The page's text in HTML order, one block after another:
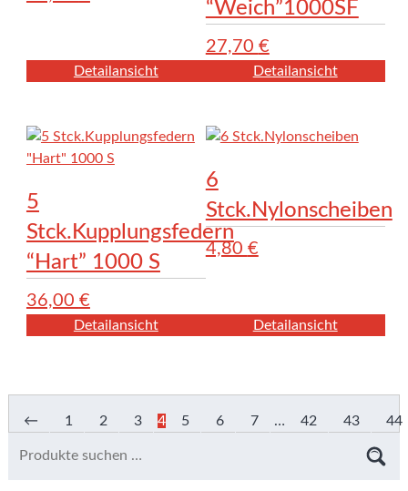
Detailansicht
“Weich”1000SF
27,70 €
Detailansicht
5
Stck.Kupplungsfedern
“Hart” 1000 S
36,00 €
Detailansicht
6
Stck.Nylonscheiben
4,80 €
Detailansicht
← 1 2 3 4 5 6 7 … 42 43 44